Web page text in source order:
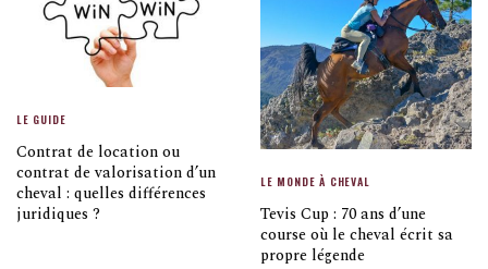
LE GUIDE
Contrat de location ou
contrat de valorisation d’un
cheval : quelles différences
juridiques ?
LE MONDE À CHEVAL
Tevis Cup : 70 ans d’une
course où le cheval écrit sa
propre légende